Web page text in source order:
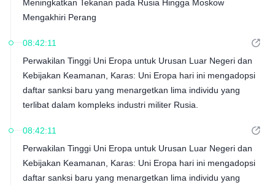
Meningkatkan Tekanan pada Rusia Hingga Moskow
Mengakhiri Perang
08:42:11
Perwakilan Tinggi Uni Eropa untuk Urusan Luar Negeri dan
Kebijakan Keamanan, Karas: Uni Eropa hari ini mengadopsi
daftar sanksi baru yang menargetkan lima individu yang
terlibat dalam kompleks industri militer Rusia.
08:42:11
Perwakilan Tinggi Uni Eropa untuk Urusan Luar Negeri dan
Kebijakan Keamanan, Karas: Uni Eropa hari ini mengadopsi
daftar sanksi baru yang menargetkan lima individu yang